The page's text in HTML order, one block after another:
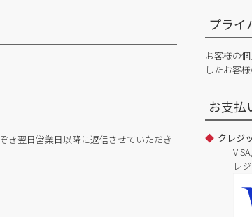
き翌日営業日以降に返信させていただき
プライ
お客様の
したお客
お支払
クレジ
レ